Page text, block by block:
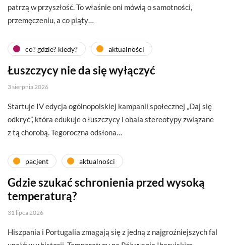
patrzą w przyszłość. To właśnie oni mówią o samotności,
przemęczeniu, a co piąty…
co? gdzie? kiedy? aktualności
Łuszczycy nie da się wyłączyć
3 sierpnia 2026
Startuje IV edycja ogólnopolskiej kampanii społecznej „Daj się
odkryć”, która edukuje o łuszczycy i obala stereotypy związane
z tą chorobą. Tegoroczna odsłona…
pacjent aktualności
Gdzie szukać schronienia przed wysoką
temperaturą?
31 lipca 2026
Hiszpania i Portugalia zmagają się z jedną z najgroźniejszych fal